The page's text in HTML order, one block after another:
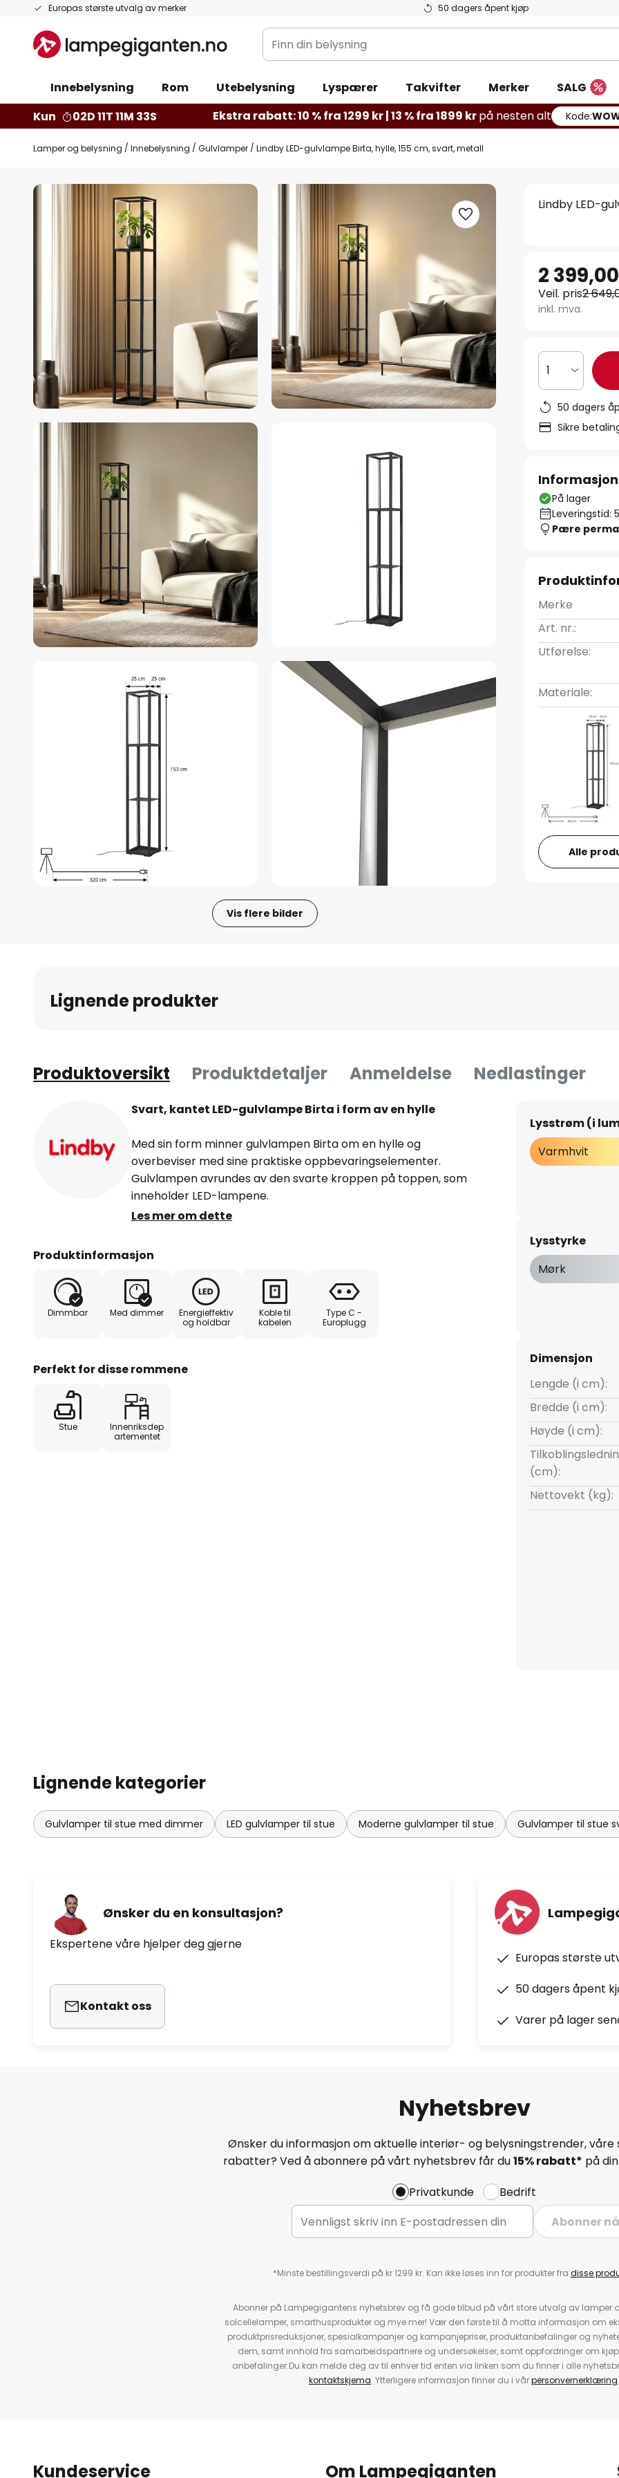
Europas største utvalg av merker 50 dagers åpent kjøp
Hopp
innhold
Finn
din
Innebelysning
Rom Utebelysning Lyspærer Takvifter Merker
SALG
Kun
02D 11T 11M 32S Ekstra rabatt: 10 % fra 1299 kr | 13 % fra 1899 krpå nesten alt Kode:
Lamper og belysning Innebelysning Gulvlamper Lindby LED-gulvlampe Birta, hylle, 155 cm, svart, metall
Gå
Vis flere bilder
bildegalleri
Lindby LED-
2
Veil. pris2
inkl. mva.
1
50 dagers
Sikre
På lager
Leveringstid:
Pære
Merke
Art. nr.:
Utførelse:
Materiale:
Alle
Lignende produkter
Produktoversikt Produktdetaljer Anmeldelse Nedlastinger
Svart, kantet LED-gulvlampe Birta i form av en hylle
Med sin form minner gulvlampen Birta om en hylle og
overbeviser med sine praktiske oppbevaringselementer.
Gulvlampen avrundes av den svarte kroppen på toppen, som
inneholder LED-lampene.
Gulvlampene slås av og på med bryteren som er integrert i
ledningen, og denne bryteren er også dimbar for å regulere
lysstyrken.
På oppbevaringsflatene kan du for eksempel plassere bøker,
Les mer om dette
Produktinformasjon
Dimmbar Med dimmer
Energieffektiv
og holdbar
Koble til
kabelen
Type C -
Europlugg
Perfekt for disse rommene
Stue
Innenriksdep
artementet
Lysstrøm (i
Varmhvit
Lysstyrke
Mørk
Dimensjon
Lengde (i cm):
Bredde (i cm):
Høyde (i cm):
(cm):
Nettovekt (kg):
Lignende kategorier
Gulvlamper til stue med dimmer LED gulvlamper til stue Moderne gulvlamper til stue Gulvlamper til stue
Ønsker du en konsultasjon?
Ekspertene våre hjelper deg gjerne
Kontakt oss
Europas største
50 dagers åpent
Varer på lager
Nyhetsbrev
Ønsker du informasjon om aktuelle interiør- og belysningstrender, våre
rabatter? Ved å abonnere på vårt nyhetsbrev får du15% rabatt* på
Privatkunde
Bedrift
Abonner nå
*Minste bestillingsverdi på kr 1299 kr. Kan ikke løses inn for produkter fra disse
Abonner på Lampegigantens nyhetsbrev og få gode tilbud på vårt store utvalg av lamper
solcellelamper, smarthusprodukter og mye mer! Vær den første til å motta informasjon om
produktprisreduksjoner, spesialkampanjer og kampanjepriser, produktanbefalinger og
dem, samt innhold fra samarbeidspartnere og undersøkelser, samt oppfordringer om
anbefalinger.Du kan melde deg av til enhver tid enten via linken som du finner i alle
kontaktskjema. Ytterligere informasjon finner du i vårpersonvernerklæring.
Kundeservice Om Lampegiganten